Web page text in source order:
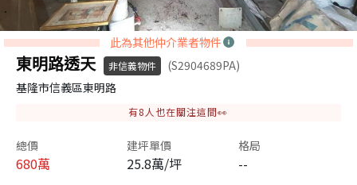
此為其他仲介業者物件
東明路透天 非信義物件
(S2904689PA)
基隆市信義區東明路
有8 人也在關注這間👀
總價
680萬
建坪單價
25.8萬/坪
格局
--